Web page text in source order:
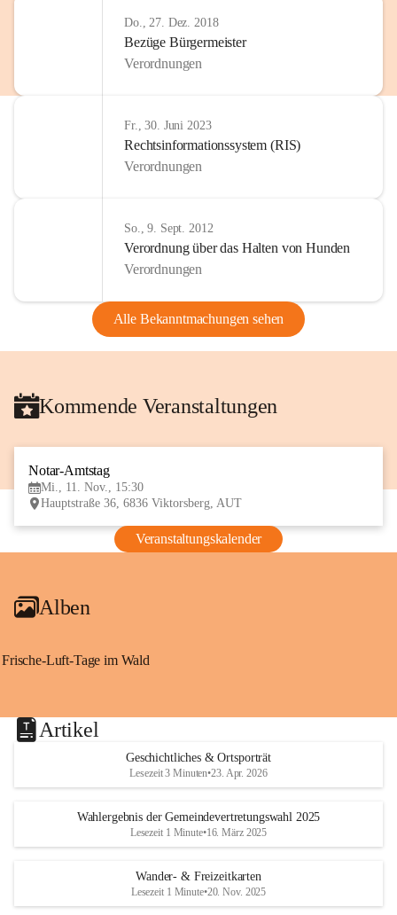
Do., 27. Dez. 2018
Bezüge Bürgermeister
Verordnungen
Fr., 30. Juni 2023
Rechtsinformationssystem (RIS)
Verordnungen
So., 9. Sept. 2012
Verordnung über das Halten von Hunden
Verordnungen
Alle Bekanntmachungen sehen
Kommende Veranstaltungen
Notar-Amtstag
Mi., 11. Nov., 15:30
Hauptstraße 36, 6836 Viktorsberg, AUT
Veranstaltungskalender
Alben
Frische-Luft-Tage im Wald
Artikel
Geschichtliches & Ortsporträt
Lesezeit 3 Minuten•23. Apr. 2026
Wahlergebnis der Gemeindevertretungswahl 2025
Lesezeit 1 Minute•16. März 2025
Wander- & Freizeitkarten
Lesezeit 1 Minute•20. Nov. 2025